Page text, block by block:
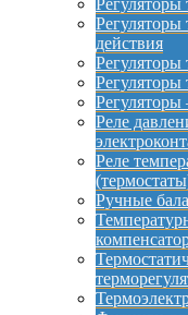
Регуляторы
действия
Регуляторы
Реле
Реле
Ручные